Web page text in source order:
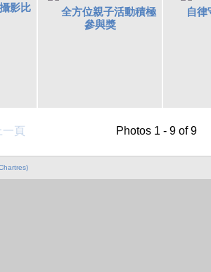
影比
全方位親子活動積極
參與獎
自律
一頁 Photos 1 - 9 of 9